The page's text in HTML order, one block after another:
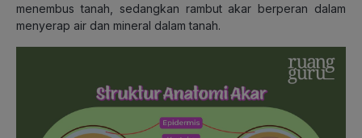
menembus tanah, sedangkan rambut akar berperan dalam
menyerap air dan mineral dalam tanah.